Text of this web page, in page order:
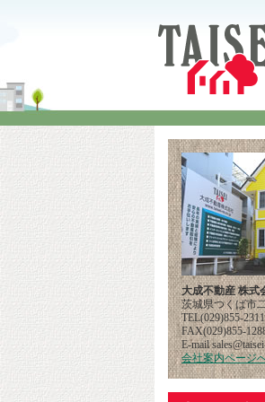
大成不動産 株式
茨城県つくば市
TEL(029)855-2311
FAX(029)855-
E-mailpj.oc.er-
会社案内ページ